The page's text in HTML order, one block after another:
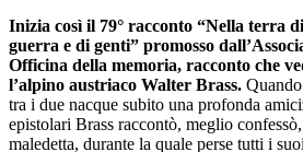
Inizia così il 79° racconto “Nella terra
guerra e di genti” promosso
Officina della memoria, racconto che
l’alpino austriaco Walter Brass.
tra i due nacque subito una profonda
epistolari Brass raccontò, meglio
maledetta, durante la quale perse tutti i